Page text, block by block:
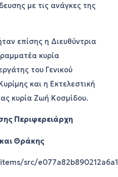
με τις ανάγκες της
επίσης η Διευθύντρια
κυρία
του Γενικού
και η Εκτελεστική
κυρία Ζωή Κοσμίδου.
Περιφερειάρχη
Θράκης
src/